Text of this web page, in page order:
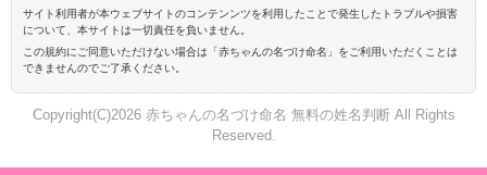
サイト利用者が本ウェブサイトのコンテンンツを利用したことで発生したトラブルや損害
について、本サイトは一切責任を負いません。
この規約にご同意いただけない場合は「赤ちゃんの名づけ命名」をご利用いただくことは
できませんのでご了承ください。
Copyright(C)2026 赤ちゃんの名づけ命名 無料の姓名判断 All Rights
Reserved.